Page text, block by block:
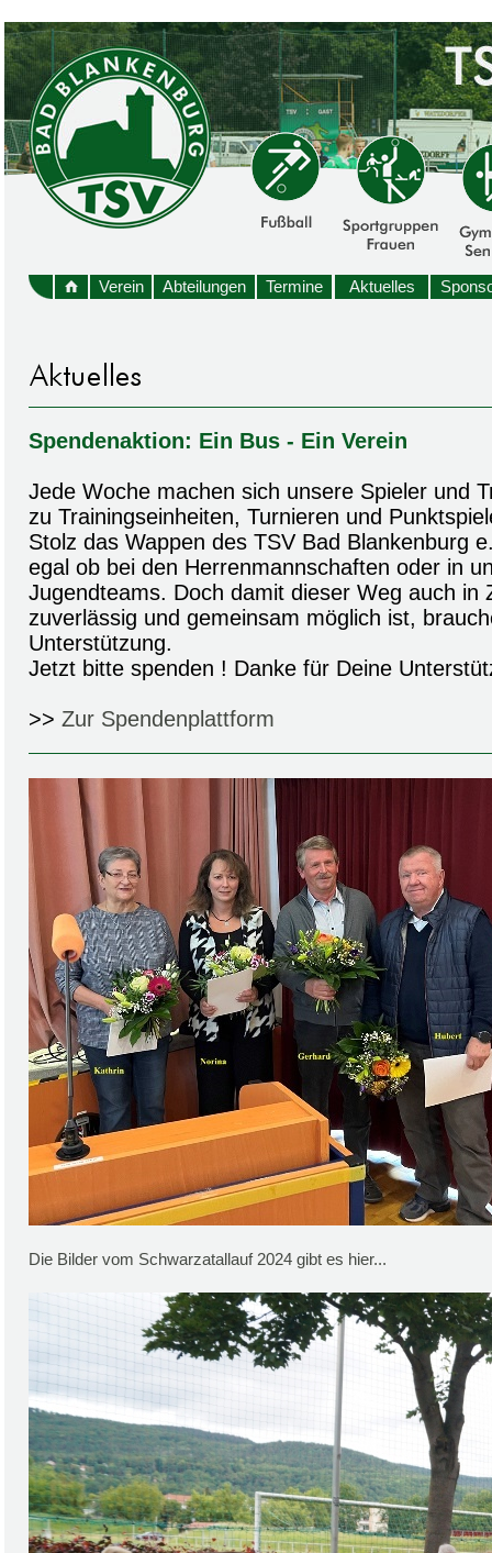
Verein Abteilungen Termine Aktuelles
Spendenaktion: Ein Bus - Ein Verein
Jede Woche machen sich unsere Spieler und
zu Trainingseinheiten, Turnieren und
Stolz das Wappen des TSV Bad Blankenburg
egal ob bei den Herrenmannschaften oder in
Jugendteams. Doch damit dieser Weg auch in
zuverlässig und gemeinsam möglich ist,
Unterstützung.
Jetzt bitte spenden ! Danke für Deine
>> Zur Spendenplattform
Die Bilder vom Schwarzatallauf 2024 gibt es hier...